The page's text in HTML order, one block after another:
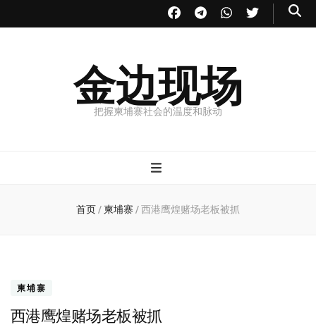
金边现场
把握柬埔寨社会的温度和脉动
首页/ 柬埔寨 /西港鹰煌赌场老板被抓
柬埔寨
西港鹰煌赌场老板被抓